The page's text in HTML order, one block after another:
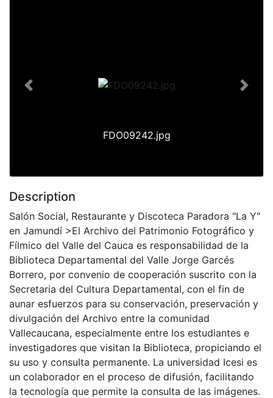
FDO09242.jpg
Previous Next
Description
Salón Social, Restaurante y Discoteca Paradora "La Y"
en Jamundí >El Archivo del Patrimonio Fotográfico y
Fílmico del Valle del Cauca es responsabilidad de la
Biblioteca Departamental del Valle Jorge Garcés
Borrero, por convenio de cooperación suscrito con la
Secretaria del Cultura Departamental, con el fin de
aunar esfuerzos para su conservación, preservación y
divulgación del Archivo entre la comunidad
Vallecaucana, especialmente entre los estudiantes e
investigadores que visitan la Biblioteca, propiciando el
su uso y consulta permanente. La universidad Icesi es
un colaborador en el proceso de difusión, facilitando
la tecnología que permite la consulta de las imágenes.